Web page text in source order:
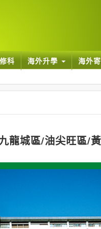
科 海外升學 海外
龍城區/油尖旺區/